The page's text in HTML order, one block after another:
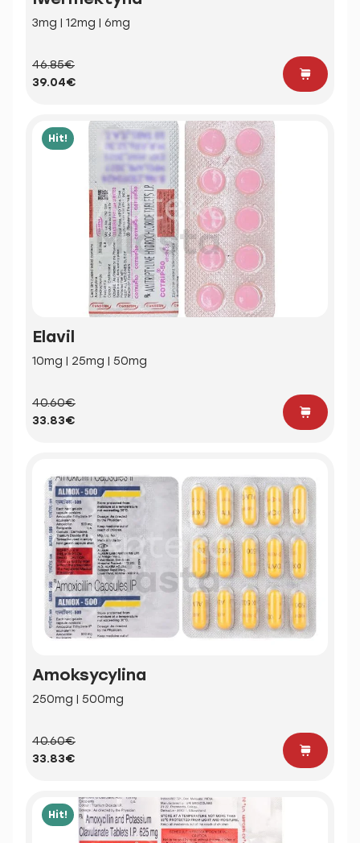
3mg | 12mg | 6mg
46.85€
39.04€
Hit!
Elavil
10mg | 25mg | 50mg
40.60€
33.83€
Amoksycylina
250mg | 500mg
40.60€
33.83€
Hit!